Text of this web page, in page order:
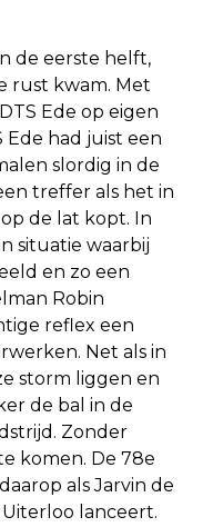
de eerste helft,
rust kwam. Met
Ede op eigen
had juist een
slordig in de
treffer als het in
de lat kopt. In
situatie waarbij
en zo een
Robin
reflex een
Net als in
storm liggen en
de bal in de
Zonder
komen. De 78e
als Jarvin de
lanceert.